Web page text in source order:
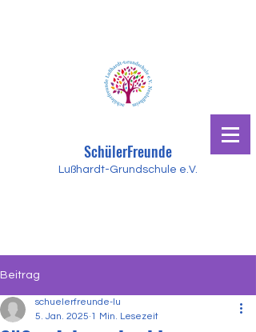
SchülerFreunde
Lußhardt-Grundschule e.V.
Beitrag
schuelerfreunde-lu
5. Jan. 2025 1 Min. Lesezeit